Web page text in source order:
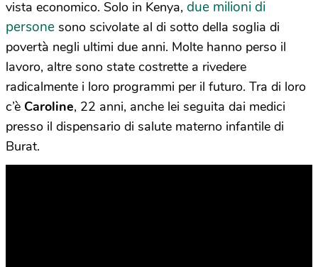
vista economico. Solo in Kenya, due milioni di
persone sono scivolate al di sotto della soglia di
povertà negli ultimi due anni. Molte hanno perso il
lavoro, altre sono state costrette a rivedere
radicalmente i loro programmi per il futuro. Tra di loro
c’è Caroline, 22 anni, anche lei seguita dai medici
presso il dispensario di salute materno infantile di
Burat.